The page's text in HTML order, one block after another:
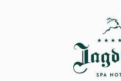
01 Der Jagdhof
02 Zimmer &